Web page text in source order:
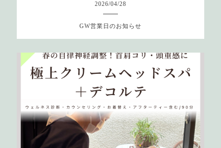
2026/04/28
GW営業日のお知らせ